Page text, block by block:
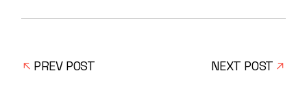
PREV POST NEXT POST